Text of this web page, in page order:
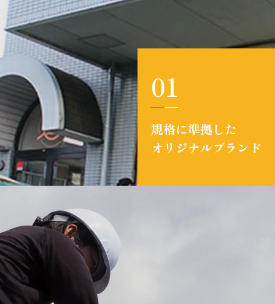
01
規格に準拠した
オリジナルブランド